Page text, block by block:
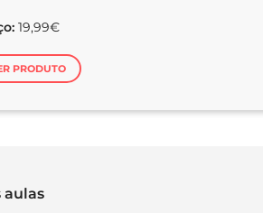
19,99€
PRODUTO
aulas